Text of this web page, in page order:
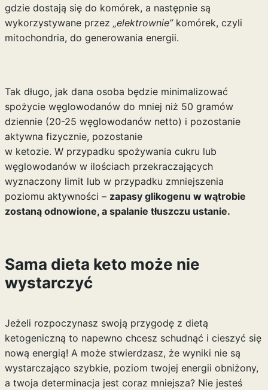
gdzie dostają się do komórek, a następnie są
wykorzystywane przez „elektrownie”komórek, czyli
mitochondria, do generowania energii.
Tak długo, jak dana osoba będzie minimalizować
spożycie węglowodanów do mniej niż 50 gramów
dziennie (20-25 węglowodanów netto) i pozostanie
aktywna fizycznie, pozostanie
w ketozie. W przypadku spożywania cukru lub
węglowodanów w ilościach przekraczających
wyznaczony limit lub w przypadku zmniejszenia
poziomu aktywności – zapasy glikogenu w wątrobie
zostaną odnowione, a spalanie tłuszczu ustanie.
Sama dieta keto może nie
wystarczyć
Jeżeli rozpoczynasz swoją przygodę z dietą
ketogeniczną to napewno chcesz schudnąć i cieszyć się
nową energią! A może stwierdzasz, że wyniki nie są
wystarczająco szybkie, poziom twojej energii obniżony,
a twoja determinacja jest coraz mniejsza? Nie jesteś